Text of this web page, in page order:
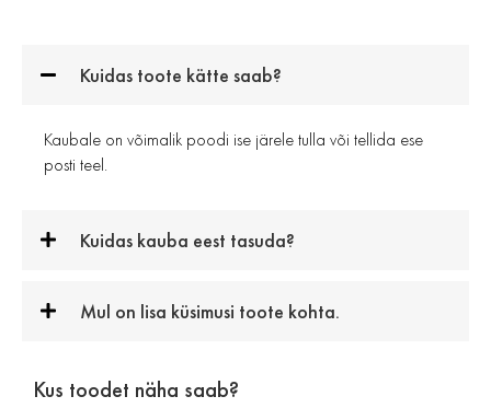
Kuidas toote kätte saab?
Kaubale on võimalik poodi ise järele tulla või tellida ese
posti teel.
Kuidas kauba eest tasuda?
Mul on lisa küsimusi toote kohta.
Kus toodet näha saab?